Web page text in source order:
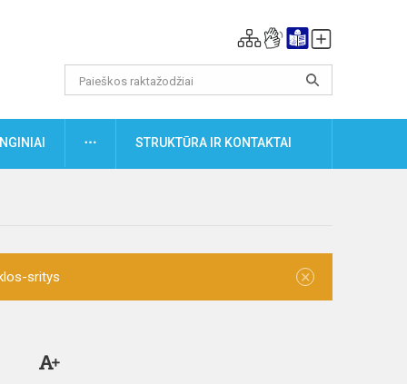
DAUGIAUSTRUKTŪRA IR KONTAKTAI
sritys ×